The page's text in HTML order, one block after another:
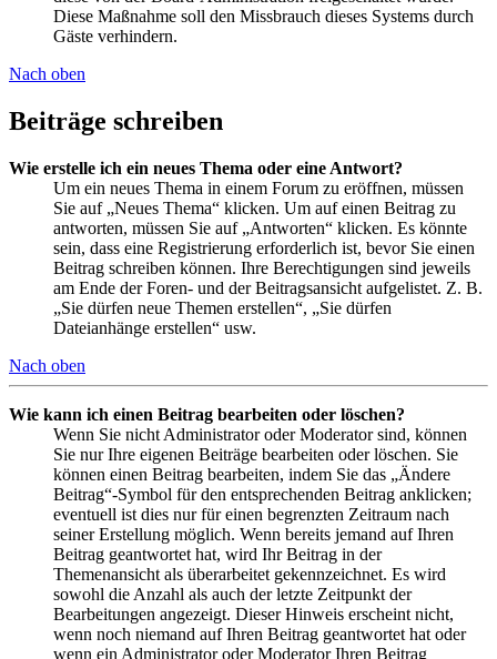
Diese Maßnahme soll den Missbrauch dieses Systems durch
Gäste verhindern.
Nach oben
Beiträge schreiben
Wie erstelle ich ein neues Thema oder eine Antwort?
Um ein neues Thema in einem Forum zu eröffnen, müssen
Sie auf „Neues Thema“ klicken. Um auf einen Beitrag zu
antworten, müssen Sie auf „Antworten“ klicken. Es könnte
sein, dass eine Registrierung erforderlich ist, bevor Sie einen
Beitrag schreiben können. Ihre Berechtigungen sind jeweils
am Ende der Foren- und der Beitragsansicht aufgelistet. Z. B.
„Sie dürfen neue Themen erstellen“, „Sie dürfen
Dateianhänge erstellen“ usw.
Nach oben
Wie kann ich einen Beitrag bearbeiten oder löschen?
Wenn Sie nicht Administrator oder Moderator sind, können
Sie nur Ihre eigenen Beiträge bearbeiten oder löschen. Sie
können einen Beitrag bearbeiten, indem Sie das „Ändere
Beitrag“-Symbol für den entsprechenden Beitrag anklicken;
eventuell ist dies nur für einen begrenzten Zeitraum nach
seiner Erstellung möglich. Wenn bereits jemand auf Ihren
Beitrag geantwortet hat, wird Ihr Beitrag in der
Themenansicht als überarbeitet gekennzeichnet. Es wird
sowohl die Anzahl als auch der letzte Zeitpunkt der
Bearbeitungen angezeigt. Dieser Hinweis erscheint nicht,
wenn noch niemand auf Ihren Beitrag geantwortet hat oder
wenn ein Administrator oder Moderator Ihren Beitrag